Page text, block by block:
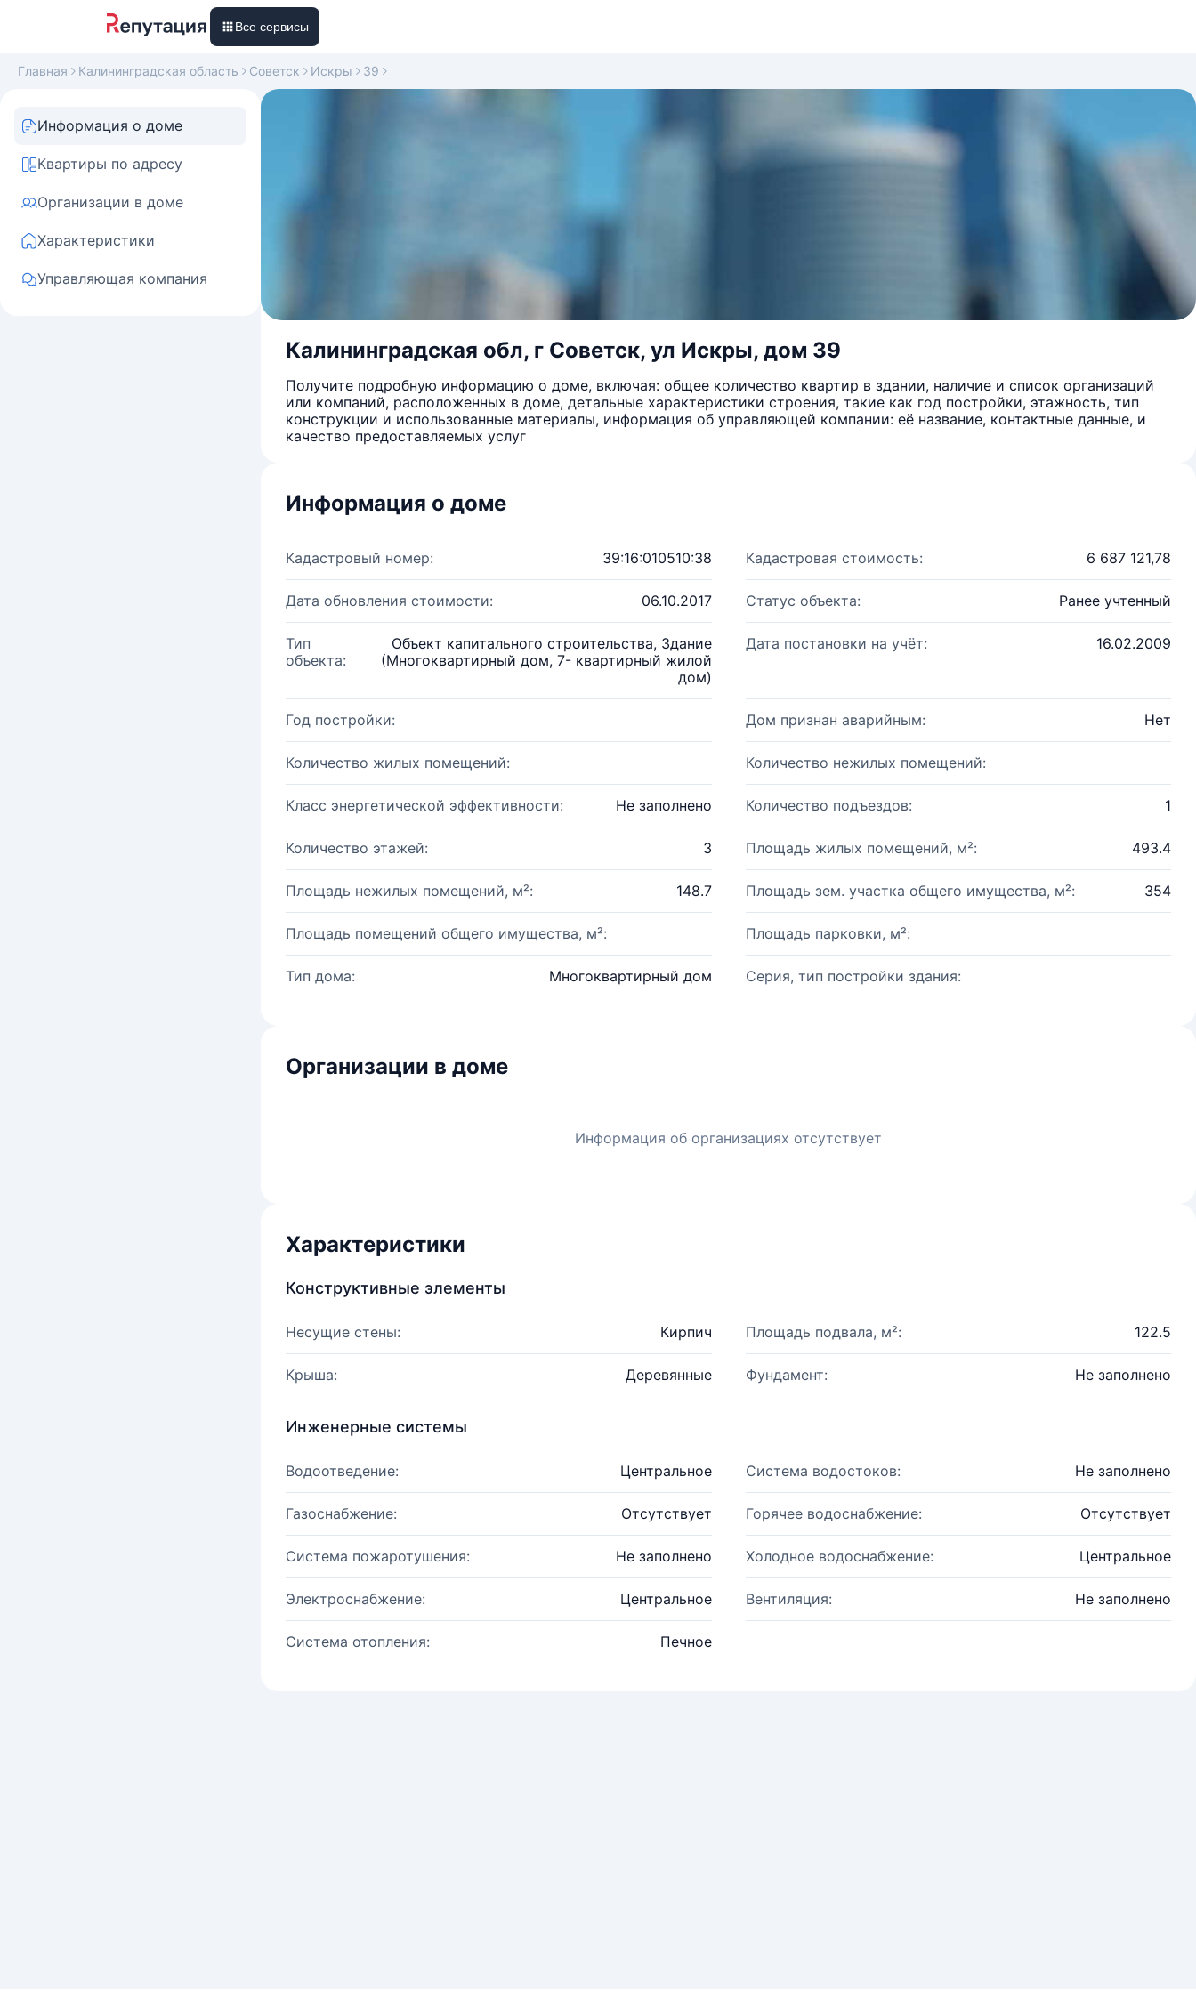
Все сервисы
Главная Калининградская область Советск Искры 39
Информация о доме
Квартиры по адресу
Организации в доме
Характеристики
Управляющая компания
Калининградская обл, г Советск, ул Искры, дом 39
Получите подробную информацию о доме, включая: общее количество квартир в здании, наличие и список организаций
или компаний, расположенных в доме, детальные характеристики строения, такие как год постройки, этажность, тип
конструкции и использованные материалы, информация об управляющей компании: её название, контактные данные, и
качество предоставляемых услуг
Информация о доме
Кадастровый номер: 39:16:010510:38 Кадастровая стоимость: 6 687 121,78
Дата обновления стоимости: 06.10.2017 Статус объекта: Ранее учтенный
Тип
объекта:
Объект капитального строительства, Здание
(Многоквартирный дом, 7- квартирный жилой
дом)
Дата постановки на учёт: 16.02.2009
Год постройки: Дом признан аварийным: Нет
Количество жилых помещений: Количество нежилых помещений:
Класс энергетической эффективности: Не заполнено Количество подъездов: 1
Количество этажей: 3 Площадь жилых помещений, м²: 493.4
Площадь нежилых помещений, м²: 148.7 Площадь зем. участка общего имущества, м²: 354
Площадь помещений общего имущества, м²: Площадь парковки, м²:
Тип дома: Многоквартирный дом Серия, тип постройки здания:
Организации в доме
Информация об организациях отсутствует
Характеристики
Конструктивные элементы
Несущие стены: Кирпич Площадь подвала, м²: 122.5
Крыша: Деревянные Фундамент: Не заполнено
Инженерные системы
Водоотведение: Центральное Система водостоков: Не заполнено
Газоснабжение: Отсутствует Горячее водоснабжение: Отсутствует
Система пожаротушения: Не заполнено Холодное водоснабжение: Центральное
Электроснабжение: Центральное Вентиляция: Не заполнено
Система отопления: Печное